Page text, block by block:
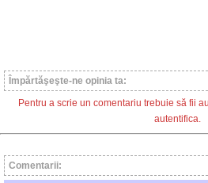
Împărtăşeşte-ne opinia ta:
Pentru a scrie un comentariu trebuie să fii
autentifica.
Comentarii: